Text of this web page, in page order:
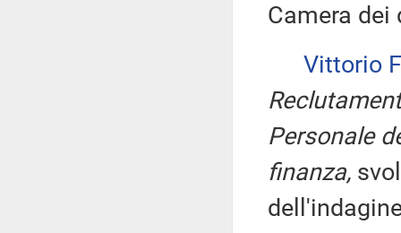
Camera dei
Vittorio
Personale
finanza,